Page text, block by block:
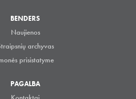
BENDERS
Naujienos
archyvas
prisistatyme
PAGALBA